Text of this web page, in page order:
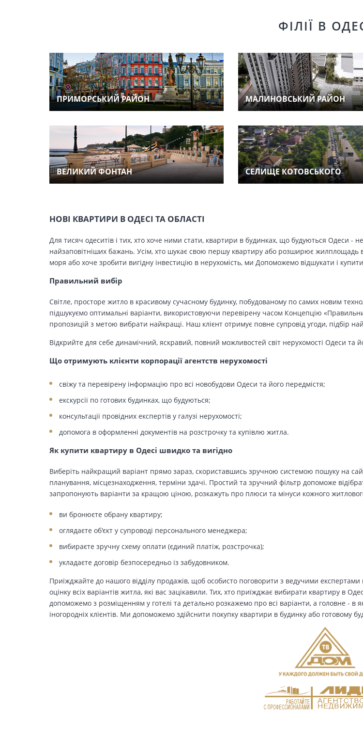
ФІЛІЇ В
ПРИМОРСЬКИЙ РАЙОН МАЛИНОВСЬКИЙ РАЙОН
ВЕЛИКИЙ ФОНТАН СЕЛИЩЕ КОТОВСЬКОГО
НОВІ КВАРТИРИ В ОДЕСІ ТА ОБЛАСТІ
Для тисяч одеситів і тих, хто хоче ними стати, квартири в будинках, що будуються Одеси -
найзаповітніших бажань. Усім, хто шукає свою першу квартиру або розширює жилплощадь в
моря або хоче зробити вигідну інвестицію в нерухомість, ми Допоможемо відшукати і
Правильний вибір
Світле, просторе житло в красивому сучасному будинку, побудованому по самих новим
підшукуємо оптимальні варіанти, використовуючи перевірену часом Концепцію
пропозицій з метою вибрати найкращі. Наш клієнт отримує повне супровід угоди, підбір
Відкрийте для себе динамічний, яскравий, повний можливостей світ нерухомості Одеси та
Що отримують клієнти корпорації агентств нерухомості
свіжу та перевірену інформацію про всі новобудови Одеси та його передмістя;
екскурсії по готових будинках, що будуються;
консультації провідних експертів у галузі нерухомості;
допомога в оформленні документів на розстрочку та купівлю житла.
Як купити квартиру в Одесі швидко та вигідно
Виберіть найкращий варіант прямо зараз, скориставшись зручною системою пошуку на
планування, місцезнаходження, терміни здачі. Простий та зручний фільтр допоможе
запропонують варіанти за кращою ціною, розкажуть про плюси та мінуси кожного
ви бронюєте обрану квартиру;
оглядаєте об'єкт у супроводі персонального менеджера;
вибираєте зручну схему оплати (єдиний платіж, розстрочка);
укладаєте договір безпосередньо із забудовником.
Приїжджайте до нашого відділу продажів, щоб особисто поговорити з ведучими експертами
оцінку всіх варіантів житла, які вас зацікавили. Тих, хто приїжджає вибирати квартиру в
допоможемо з розміщенням у готелі та детально розкажемо про всі варіанти, а головне - в
іногородніх клієнтів. Ми допоможемо здійснити покупку квартири в будинку або готовому